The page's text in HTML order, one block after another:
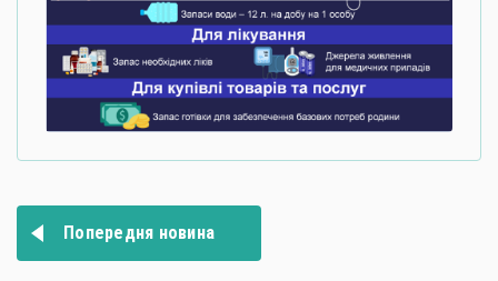
Навігація
записів
Попередня новина